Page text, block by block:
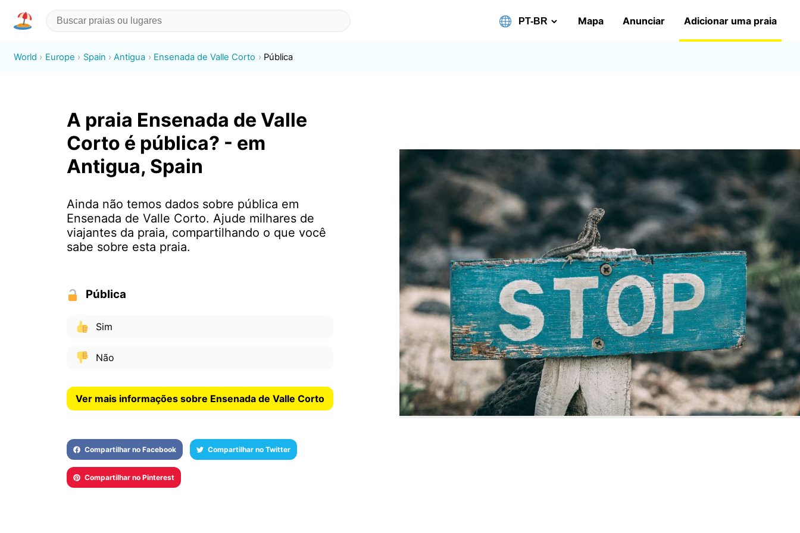
Mapa Anunciar Adicionar uma praia
World Europe Spain Antigua Ensenada de Valle Corto Pública
A praia Ensenada de Valle
Corto é pública? - em
Antigua, Spain
Ainda não temos dados sobre pública em
Ensenada de Valle Corto. Ajude milhares de
viajantes da praia, compartilhando o que você
sabe sobre esta praia.
Pública
Sim
Não
Ver mais informações sobre Ensenada de Valle Corto
Compartilhar no Facebook Compartilhar no Twitter
Compartilhar no Pinterest